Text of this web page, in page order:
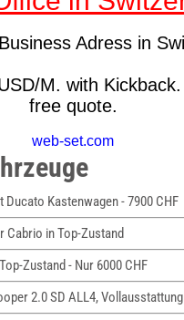
Ducato Kastenwagen - 7900 CHF
Cabrio in Top-Zustand
Zustand - Nur 6000 CHF
2.0 SD ALL4, Vollausstattung